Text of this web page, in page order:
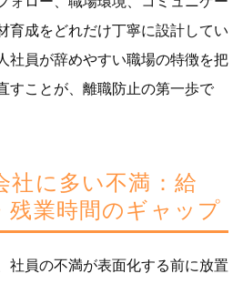
育成をどれだけ丁寧に設計してい
社員が辞めやすい職場の特徴を把
すことが、離職防止の第一歩で
社に多い不満：給
残業時間のギャップ
社員の不満が表面化する前に放置